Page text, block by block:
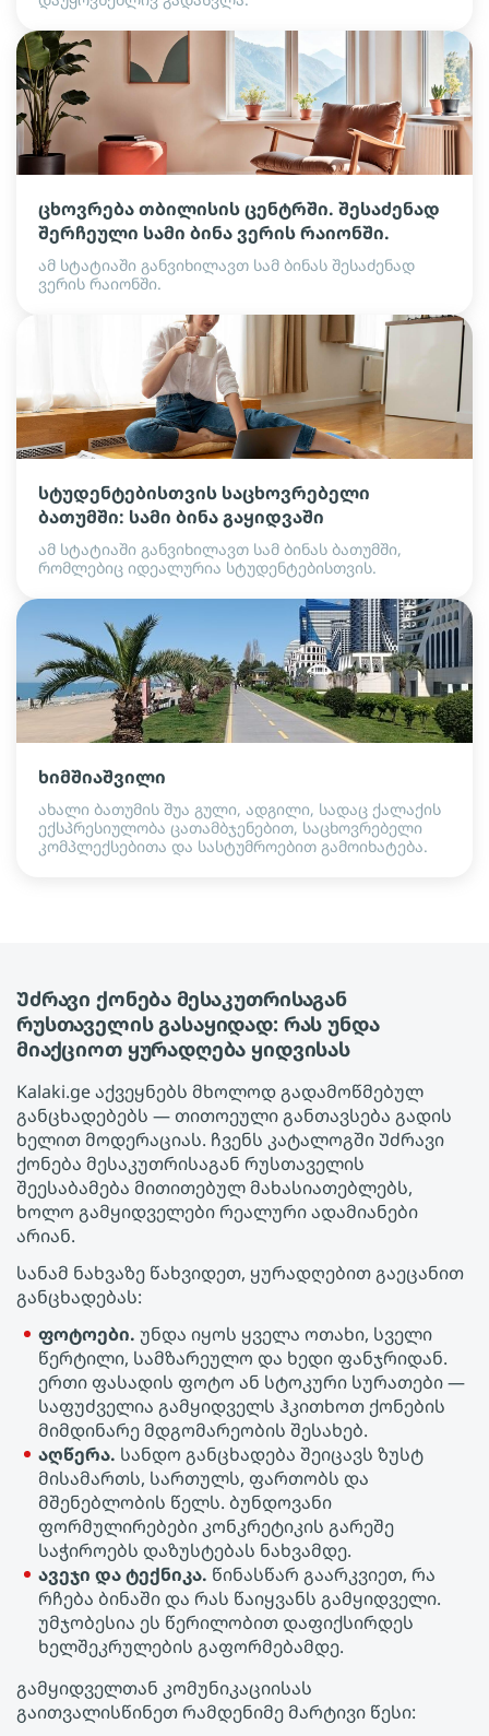
ცხოვრება თბილისის ცენტრში. შესაძენად
შერჩეული სამი ბინა ვერის რაიონში.
ამ სტატიაში განვიხილავთ სამ ბინას შესაძენად
ვერის რაიონში.
სტუდენტებისთვის საცხოვრებელი
ბათუმში: სამი ბინა გაყიდვაში
ამ სტატიაში განვიხილავთ სამ ბინას ბათუმში,
რომლებიც იდეალურია სტუდენტებისთვის.
ხიმშიაშვილი
ახალი ბათუმის შუა გული, ადგილი, სადაც ქალაქის
ექსპრესიულობა ცათამბჯენებით, საცხოვრებელი
კომპლექსებითა და სასტუმროებით გამოიხატება.
Უძრავი ქონება მესაკუთრისაგან
რუსთაველის გასაყიდად: რას უნდა
მიაქციოთ ყურადღება ყიდვისას
Kalaki.ge აქვეყნებს მხოლოდ გადამოწმებულ
განცხადებებს — თითოეული განთავსება გადის
ხელით მოდერაციას. ჩვენს კატალოგში Უძრავი
ქონება მესაკუთრისაგან რუსთაველის
შეესაბამება მითითებულ მახასიათებლებს,
ხოლო გამყიდველები რეალური ადამიანები
არიან.
სანამ ნახვაზე წახვიდეთ, ყურადღებით გაეცანით
განცხადებას:
ფოტოები. უნდა იყოს ყველა ოთახი, სველი
წერტილი, სამზარეულო და ხედი ფანჯრიდან.
ერთი ფასადის ფოტო ან სტოკური სურათები —
საფუძველია გამყიდველს ჰკითხოთ ქონების
მიმდინარე მდგომარეობის შესახებ.
აღწერა. სანდო განცხადება შეიცავს ზუსტ
მისამართს, სართულს, ფართობს და
მშენებლობის წელს. ბუნდოვანი
ფორმულირებები კონკრეტიკის გარეშე
საჭიროებს დაზუსტებას ნახვამდე.
ავეჯი და ტექნიკა. წინასწარ გაარკვიეთ, რა
რჩება ბინაში და რას წაიყვანს გამყიდველი.
უმჯობესია ეს წერილობით დაფიქსირდეს
ხელშეკრულების გაფორმებამდე.
გამყიდველთან კომუნიკაციისას
გაითვალისწინეთ რამდენიმე მარტივი წესი: